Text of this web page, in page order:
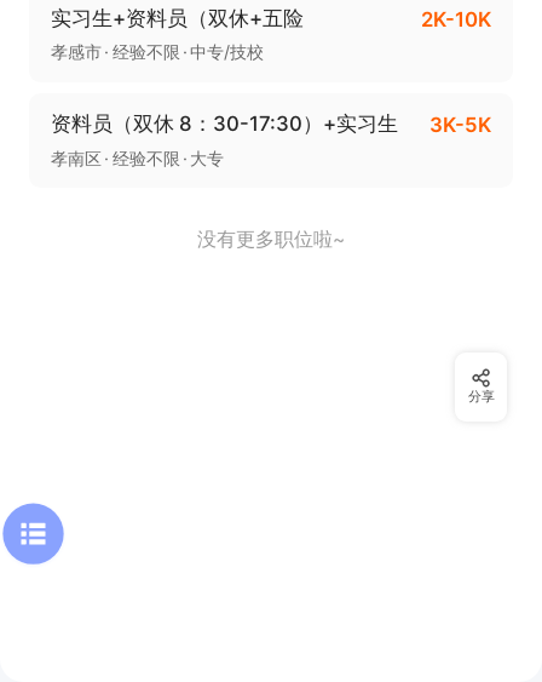
实习生+资料员（双休+五险 2K-10K
孝感市 经验不限 中专/技校
资料员（双休 8：30-17:30）+实习生 3K-5K
孝南区 经验不限 大专
没有更多职位啦~
分享